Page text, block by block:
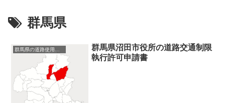
群馬県
群馬県沼田市役所の道路交通制限
執行許可申請書